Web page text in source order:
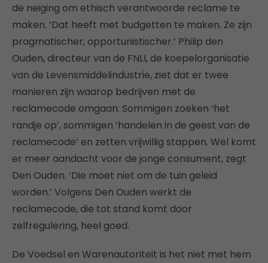
de neiging om ethisch verantwoorde reclame te
maken. ‘Dat heeft met budgetten te maken. Ze zijn
pragmatischer, opportunistischer.’ Philip den
Ouden, directeur van de FNLI, de koepelorganisatie
van de Levensmiddelindustrie, ziet dat er twee
manieren zijn waarop bedrijven met de
reclamecode omgaan. Sommigen zoeken ‘het
randje op’, sommigen ‘handelen in de geest van de
reclamecode’ en zetten vrijwillig stappen. Wel komt
er meer aandacht voor de jonge consument, zegt
Den Ouden. ‘Die moet niet om de tuin geleid
worden.’ Volgens Den Ouden werkt de
reclamecode, die tot stand komt door
zelfregulering, heel goed.
De Voedsel en Warenautoriteit is het niet met hem